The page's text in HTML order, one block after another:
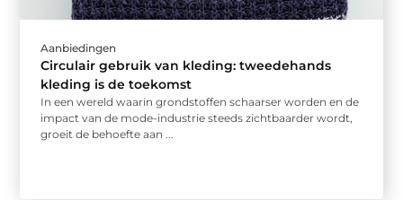
Aanbiedingen
Circulair gebruik van kleding: tweedehands
kleding is de toekomst
In een wereld waarin grondstoffen schaarser worden en de
impact van de mode-industrie steeds zichtbaarder wordt,
groeit de behoefte aan ...